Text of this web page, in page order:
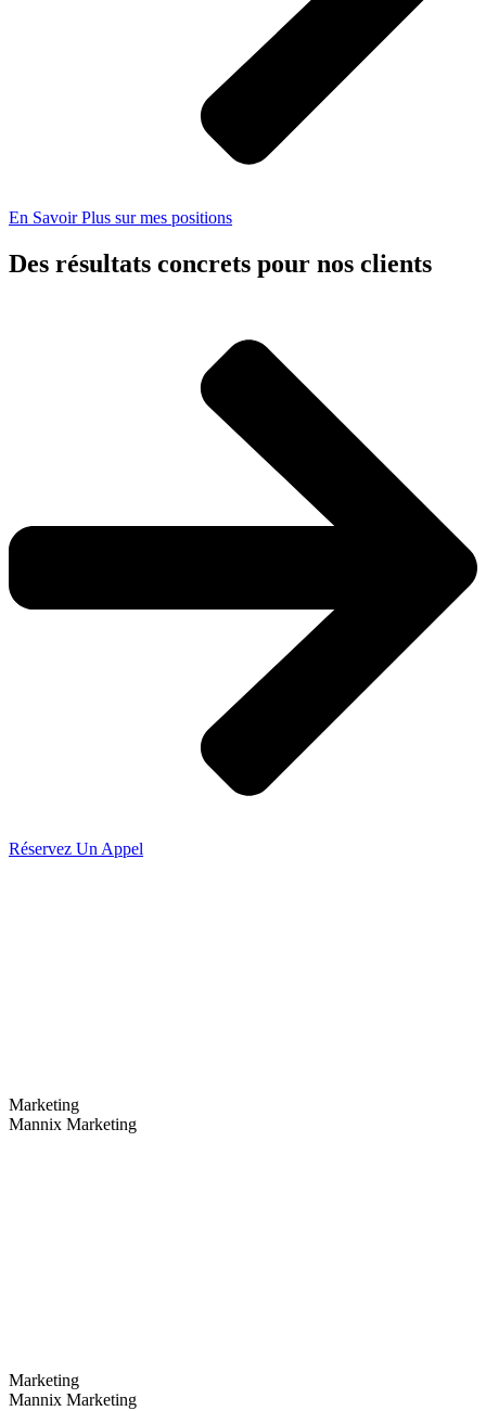
En Savoir Plus sur mes positions
Des résultats concrets pour nos clients
Réservez Un Appel
Marketing
Mannix Marketing
Marketing
Mannix Marketing